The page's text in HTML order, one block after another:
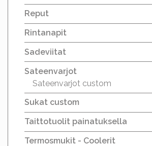
Reput
Rintanapit
Sadeviitat
Sateenvarjot
Sateenvarjot custom
Sukat custom
Taittotuolit painatuksella
Termosmukit - Coolerit